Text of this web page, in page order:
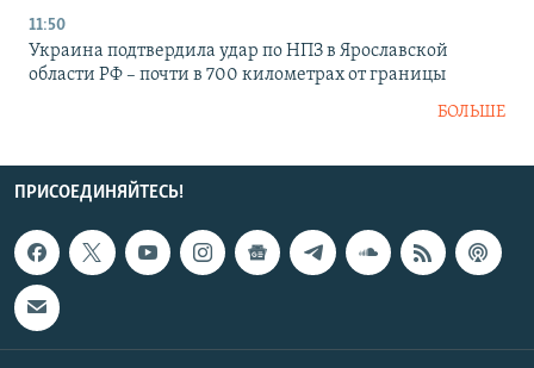
11:50
Украина подтвердила удар по НПЗ в Ярославской
области РФ – почти в 700 километрах от границы
БОЛЬШЕ
ПРИСОЕДИНЯЙТЕСЬ!